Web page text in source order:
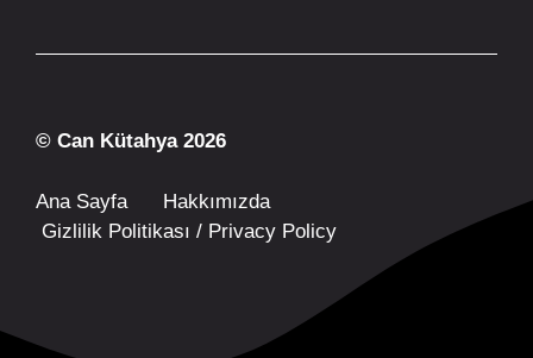
© Can Kütahya 2026
Ana Sayfa
Hakkımızda
Gizlilik Politikası / Privacy Policy